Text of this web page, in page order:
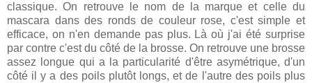
classique. On retrouve le nom de la marque et celle du
mascara dans des ronds de couleur rose, c'est simple et
efficace, on n'en demande pas plus. Là où j'ai été surprise
par contre c'est du côté de la brosse. On retrouve une brosse
assez longue qui a la particularité d'être asymétrique, d'un
côté il y a des poils plutôt longs, et de l'autre des poils plus